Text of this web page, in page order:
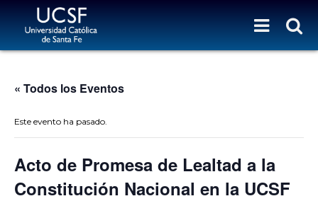
« Todos los Eventos
Este evento ha pasado.
Acto de Promesa de Lealtad a la
Constitución Nacional en la UCSF